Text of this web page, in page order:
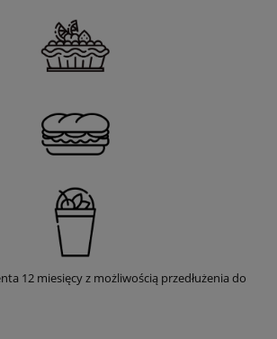
12 miesięcy z możliwością przedłużenia do